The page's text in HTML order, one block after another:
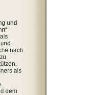
und
nach
als
dem